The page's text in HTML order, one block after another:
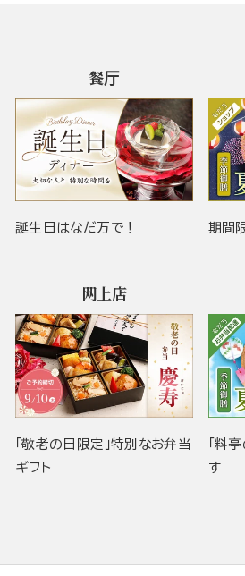
餐厅
誕生日はなだ万で！ 期間
网上店
「敬老の日限定」特別なお弁当
ギフト
「料
す